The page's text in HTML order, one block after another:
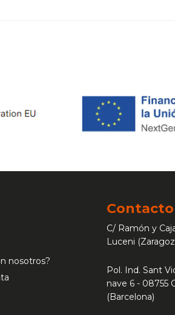
nosotros?
Contacto
C/ Ramón y
Luceni
Pol. Ind. Sant
nave 6 - 08755
(Barcelona)